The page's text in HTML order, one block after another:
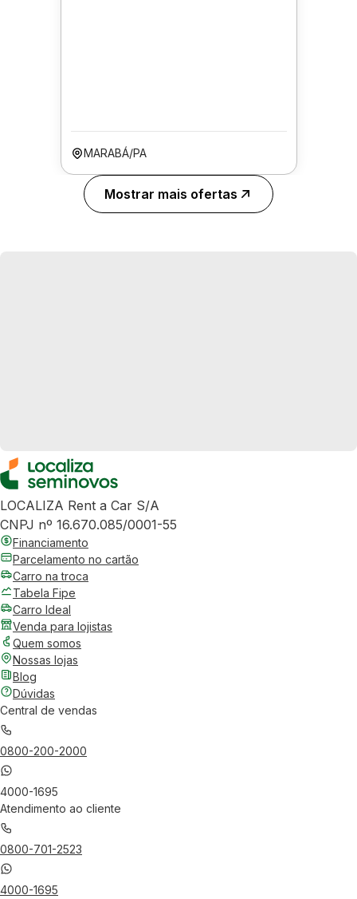
MARABÁ/PA
Mostrar mais ofertas
LOCALIZA Rent a Car S/A
CNPJ nº 16.670.085/0001-55
Financiamento
Parcelamento no cartão
Carro na troca
Tabela Fipe
Carro Ideal
Venda para lojistas
Quem somos
Nossas lojas
Blog
Dúvidas
Central de vendas
0800-200-2000
4000-1695
Atendimento ao cliente
0800-701-2523
4000-1695